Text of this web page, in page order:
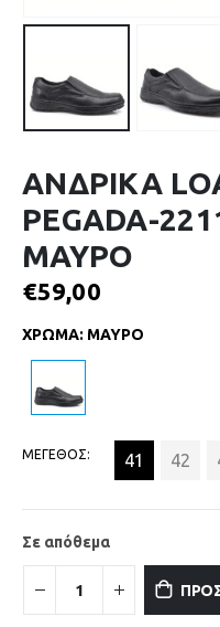
ΑΝΔΡΙΚΑ
PEGADA-
ΜΑΥΡΟ
€59,00
ΧΡΩΜΑ: ΜΑΥΡΟ
ΜΕΓΕΘΟΣ 41 42
Σε απόθεμα